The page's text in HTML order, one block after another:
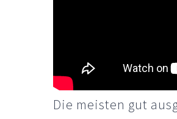
Die meisten gut